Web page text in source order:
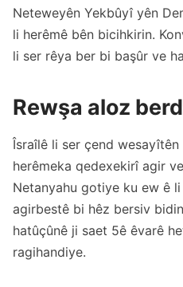
Neteweyên Yekbûyî yên
li herêmê bên bicihkirin.
li ser rêya ber bi başûr ve
Rewşa aloz
Îsraîlê li ser çend
herêmeka qedexekirî agir
Netanyahu gotiye ku ew ê
agirbestê bi hêz bersiv
hatûçûnê ji saet 5ê êvarê
ragihandiye.